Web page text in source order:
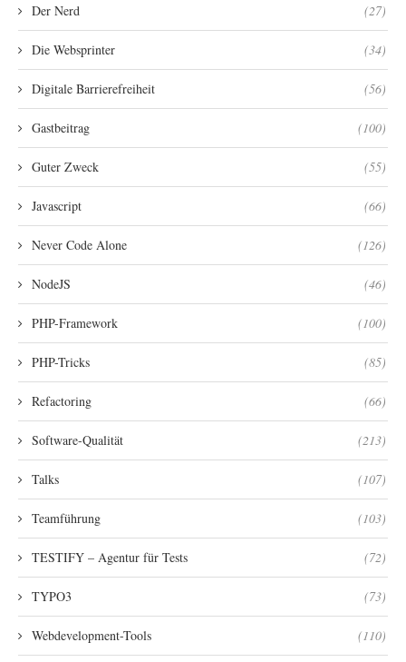
Der Nerd (27)
Die Websprinter (34)
Digitale Barrierefreiheit (56)
Gastbeitrag (100)
Guter Zweck (55)
Javascript (66)
Never Code Alone (126)
NodeJS (46)
PHP-Framework (100)
PHP-Tricks (85)
Refactoring (66)
Software-Qualität (213)
Talks (107)
Teamführung (103)
TESTIFY – Agentur für Tests (72)
TYPO3 (73)
Webdevelopment-Tools (110)